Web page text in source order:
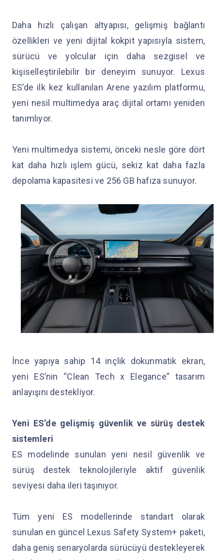
Daha hızlı çalışan altyapısı, gelişmiş bağlantı
özellikleri ve yeni dijital kokpit yapısıyla sistem,
sürücü ve yolcular için daha sezgisel ve
kişiselleştirilebilir bir deneyim sunuyor. Lexus
ES’de ilk kez kullanılan Arene yazılım platformu,
yeni nesil multimedya araç dijital ortamı yeniden
tanımlıyor.
Yeni multimedya sistemi, önceki nesle göre dört
kat daha hızlı işlem gücü, sekiz kat daha fazla
depolama kapasitesi ve 256 GB hafıza sunuyor.
İnce yapıya sahip 14 inçlik dokunmatik ekran,
yeni ES’nin “Clean Tech x Elegance” tasarım
anlayışını destekliyor.
Yeni ES’de gelişmiş güvenlik ve sürüş destek
sistemleri
ES modelinde sunulan yeni nesil güvenlik ve
sürüş destek teknolojileriyle aktif güvenlik
seviyesi daha ileri taşınıyor.
Tüm yeni ES modellerinde standart olarak
sunulan en güncel Lexus Safety System+ paketi,
daha geniş senaryolarda sürücüyü destekleyerek